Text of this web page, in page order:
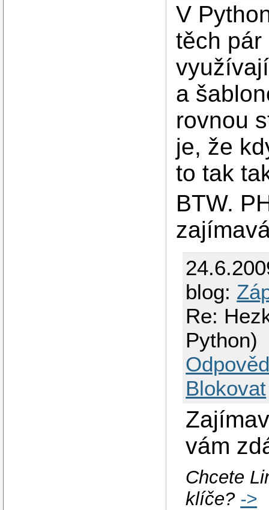
V
těch pár
a
rovnou
je, že
to tak
BTW.
blog:
Re:
Python)
Blokovat
vám
Chcete
klíče? ->